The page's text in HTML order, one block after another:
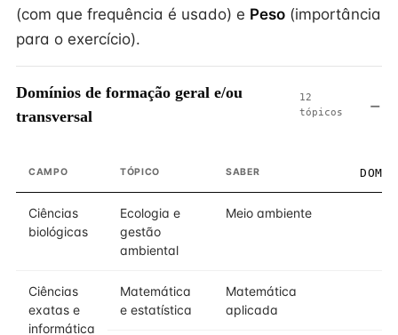
(com que frequência é usado) e Peso (importância
para o exercício).
Domínios de formação geral e/ou
transversal
12
tópicos
CAMPO TÓPICO SABER
Ciências
biológicas
Ecologia e
gestão
ambiental
Meio ambiente
Ciências
exatas e
informática
Matemática
e estatística
Matemática
aplicada